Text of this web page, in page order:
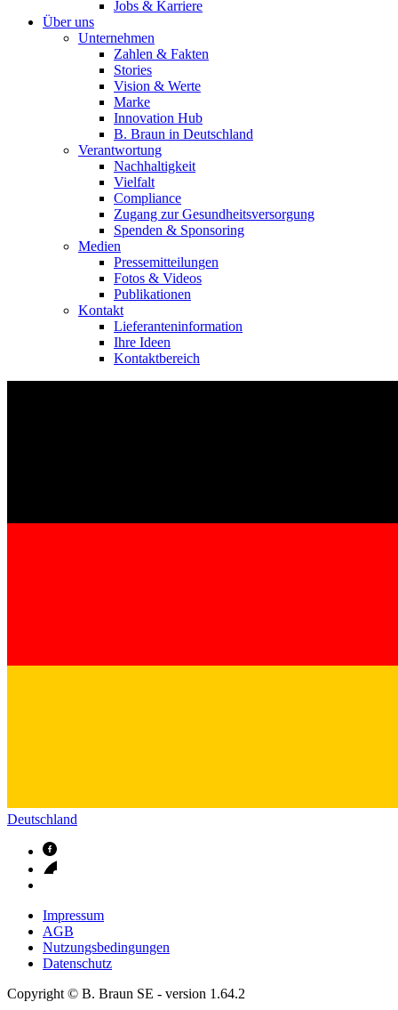
Jobs & Karriere
Über uns
Unternehmen
Zahlen & Fakten
Stories
Vision & Werte
Marke
Innovation Hub
B. Braun in Deutschland
Verantwortung
Nachhaltigkeit
Vielfalt
Compliance
Zugang zur Gesundheitsversorgung
Spenden & Sponsoring
Medien
Pressemitteilungen
Fotos & Videos
Publikationen
Kontakt
Lieferanteninformation
Ihre Ideen
Kontaktbereich
Deutschland
Impressum
AGB
Nutzungsbedingungen
Datenschutz
Copyright © B. Braun SE - version 1.64.2